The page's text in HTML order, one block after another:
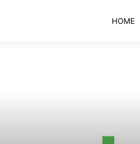
HOME